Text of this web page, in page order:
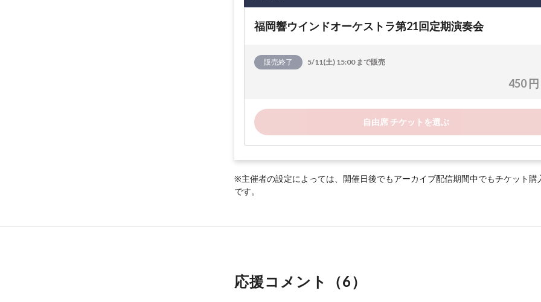
福岡響ウインドオーケストラ第21回定期演奏会
販売終了 5/11(土) 15:00 まで販売
450 円
自由席 チケットを選ぶ
※主催者の設定によっては、開催日後でもアーカイブ配信期間中でもチケット購
です。
応援コメント（6）